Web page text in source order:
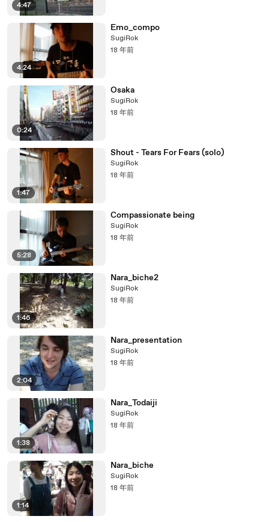
4:47
4:24
Emo_compo
SugiRok
18 年前
0:24
Osaka
SugiRok
18 年前
1:47
Shout - Tears For Fears (solo)
SugiRok
18 年前
5:28
Compassionate being
SugiRok
18 年前
1:46
Nara_biche2
SugiRok
18 年前
2:04
Nara_presentation
SugiRok
18 年前
1:38
Nara_Todaiji
SugiRok
18 年前
1:14
Nara_biche
SugiRok
18 年前